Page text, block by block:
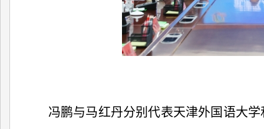
冯鹏与马红丹分别代表天津外国语大